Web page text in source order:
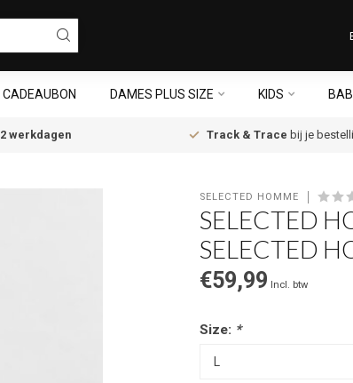
CADEAUBON DAMES PLUS SIZE KIDS
2 werkdagen Track & Trace bij je
SELECTED HOMME
SELECTED
SELECTED
€59,99 Incl. btw
Size: *